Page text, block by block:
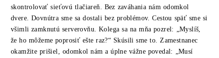
skontrolovať sieťovú tlačiareň. Bez zaváhania nám odomkol
dvere. Dovnútra sme sa dostali bez problémov. Cestou späť sme si
všimli zamknutú serverovňu. Kolega sa na mňa pozrel: „Myslíš,
že ho môžeme poprosiť ešte raz?“ Skúsili sme to. Zamestnanec
okamžite prišiel, odomkol nám a úplne vážne povedal: „Musí